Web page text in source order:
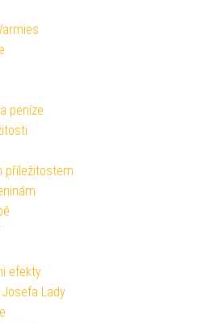
peníze
příležitostem
efekty
Lady